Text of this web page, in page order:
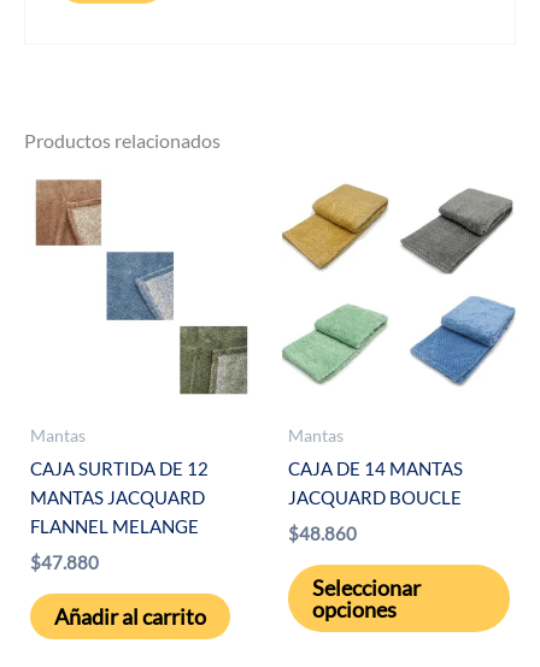
Productos relacionados
Mantas
CAJA SURTIDA DE 12
MANTAS JACQUARD
FLANNEL MELANGE
$47.880
Añadir al carrito
Mantas
CAJA DE 14 MANTAS
JACQUARD BOUCLE
$48.860
Seleccionar
opciones